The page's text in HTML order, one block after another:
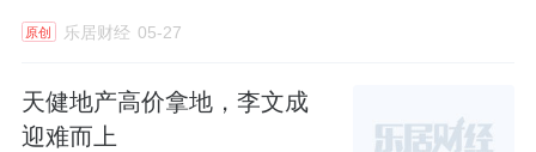
原创 乐居财经 05-27
天健地产高价拿地，李文成
迎难而上